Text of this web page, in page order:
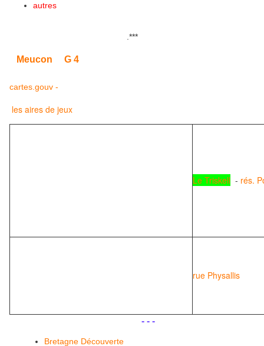
autres
.***
Meucon G 4
cartes.gouv -
les aires de jeux
Le Triskell - rés.
rue Physallis
- - -
Bretagne Découverte